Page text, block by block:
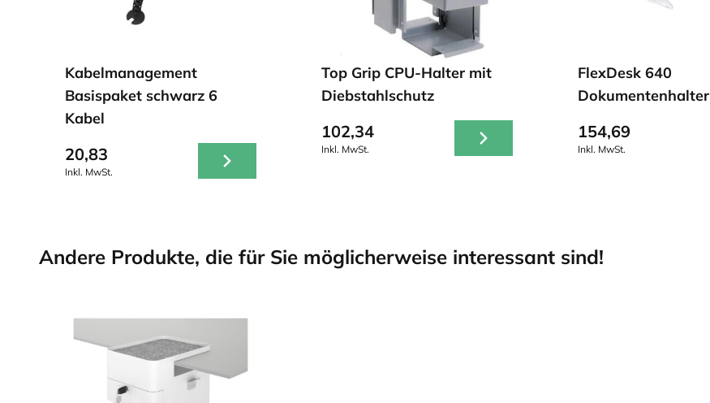
Kabelmanagement
Basispaket schwarz 6
Kabel
20,83
Inkl. MwSt.
Top Grip CPU-Halter mit
Diebstahlschutz
102,34
Inkl. MwSt.
FlexDesk 640
Dokumentenhalter
154,69
Inkl. MwSt.
Andere Produkte, die für Sie möglicherweise interessant sind!